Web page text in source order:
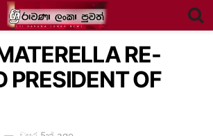
RE-
PRESIDENT OF